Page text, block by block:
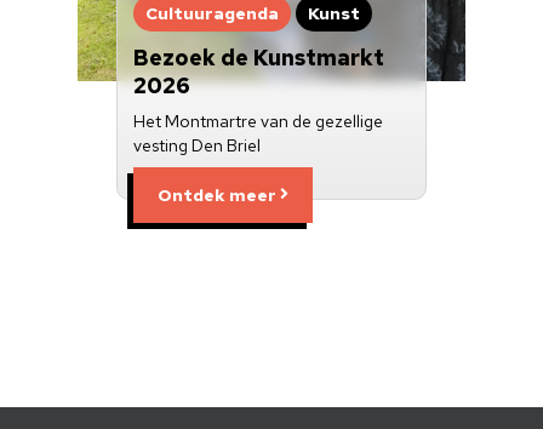
Cultuuragenda Kunst
Bezoek de Kunstmarkt
2026
Het Montmartre van de gezellige
vesting Den Briel
Ontdek meer